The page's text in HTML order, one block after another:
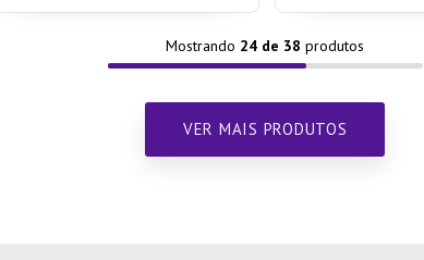
Mostrando 24 de 38